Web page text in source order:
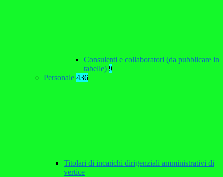
Consulenti e collaboratori (da pubblicare in
tabelle) 9
Personale 436
Titolari di incarichi dirigenziali amministrativi di
vertice